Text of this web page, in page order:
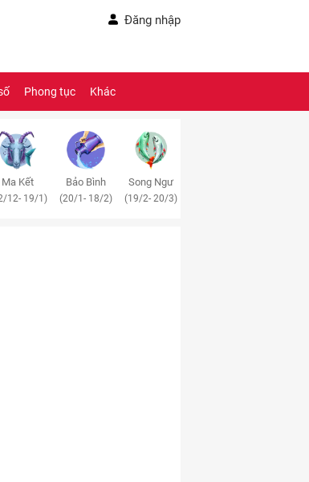
Đăng nhập
Phong tục Khác
Ma Kết
12- 19/1)
Bảo Bình
(20/1- 18/2)
Song Ngư
(19/2- 20/3)